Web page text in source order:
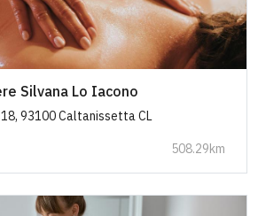
Silvana Lo Iacono
93100 Caltanissetta CL
508.29km